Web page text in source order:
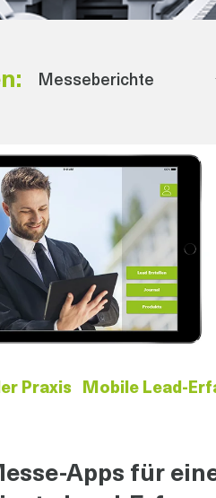
Messeberichte
Praxis
Mobile Lead-
Apps für